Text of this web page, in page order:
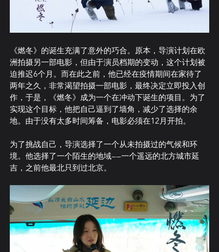
《燃冬》的诞生充满了意外的巧合。原本，导演计划在欧
洲拍摄另一部电影，但由于演员档期的变动，这个计划被
迫推迟6个月。而在此之前，他已经在疫情期间在家待了
两年之久，非常渴望拍摄一部电影，最终决定立即投入创
作，于是，《燃冬》成为一个在冲动下诞生的项目。为了
实现这个目标，他把自己逼到了墙角，减少了选择的余
地。由于没有太多时间筹备，电影必须在12月开拍。
为了挑战自己，导演选择了一个从未拍摄过的气候和环
境。他选择了一个陌生的地域——一个遥远的北方城市延
吉，之前他最北只到过北京。